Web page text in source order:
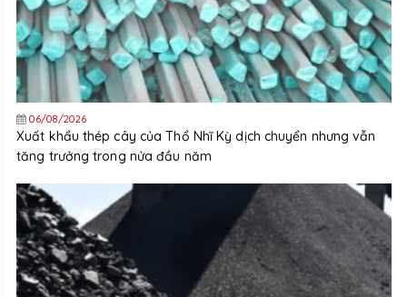
06/08/2026
Xuất khẩu thép cây của Thổ Nhĩ Kỳ dịch chuyển nhưng vẫn
tăng trưởng trong nửa đầu năm